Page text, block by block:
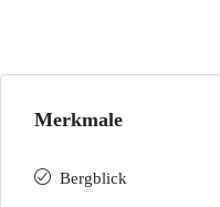
Merkmale
Bergblick